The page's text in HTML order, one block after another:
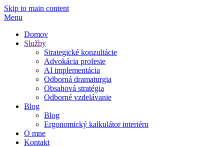
Skip to main content
Menu
Domov
Služby
Strategické konzultácie
Advokácia profesie
AI implementácia
Odborná dramaturgia
Obsahová stratégia
Odborné vzdelávanie
Blog
Blog
Ergonomický kalkulátor interiéru
O mne
Kontakt